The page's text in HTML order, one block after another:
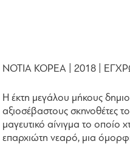
ΝΟΤΙΑ ΚΟΡΕΑ | 2018 |
H έκτη μεγάλου μήκους
αξιοσέβαστους σκηνοθέτες
μαγευτικό αίνιγμα το οποίο
επαρχιώτη νεαρό, μια